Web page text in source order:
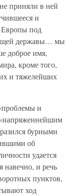
приняли в ней
и
Европы под
державы… мы
доброе имя,
кроме того,
и тяжелейших
и
бурными
об
удается
навечно, и речь
пунктов,
ход